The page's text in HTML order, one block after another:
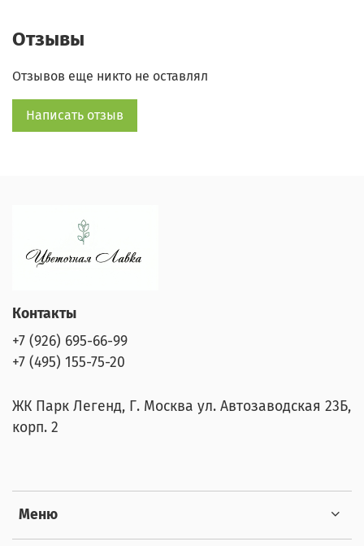
Отзывы
Отзывов еще никто не оставлял
Написать отзыв
Меню
Контакты
+7 (926) 695-66-99
+7 (495) 155-75-20
ЖК Парк Легенд, Г. Москва ул. Автозаводская 23Б,
корп. 2